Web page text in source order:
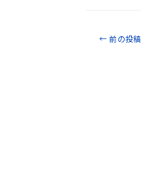
← 前の投稿